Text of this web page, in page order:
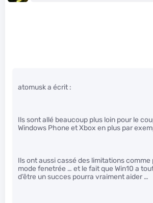
atomusk a écrit :
Ils sont allé beaucoup plus loin pour le
Windows Phone et Xbox en plus par
Ils ont aussi cassé des limitations comme
mode fenetrée … et le fait que Win10 a
d’être un succes pourra vraiment aider …